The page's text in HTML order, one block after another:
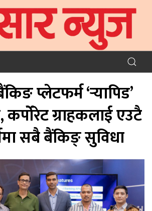
प्लेटफर्म ‘र्‍यापिड’
ग्राहकलाई एउटै
सबै बैंकिङ् सुविधा